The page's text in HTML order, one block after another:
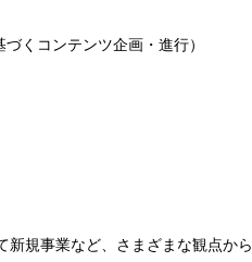
くコンテンツ企画・進行）
規事業など、さまざまな観点から